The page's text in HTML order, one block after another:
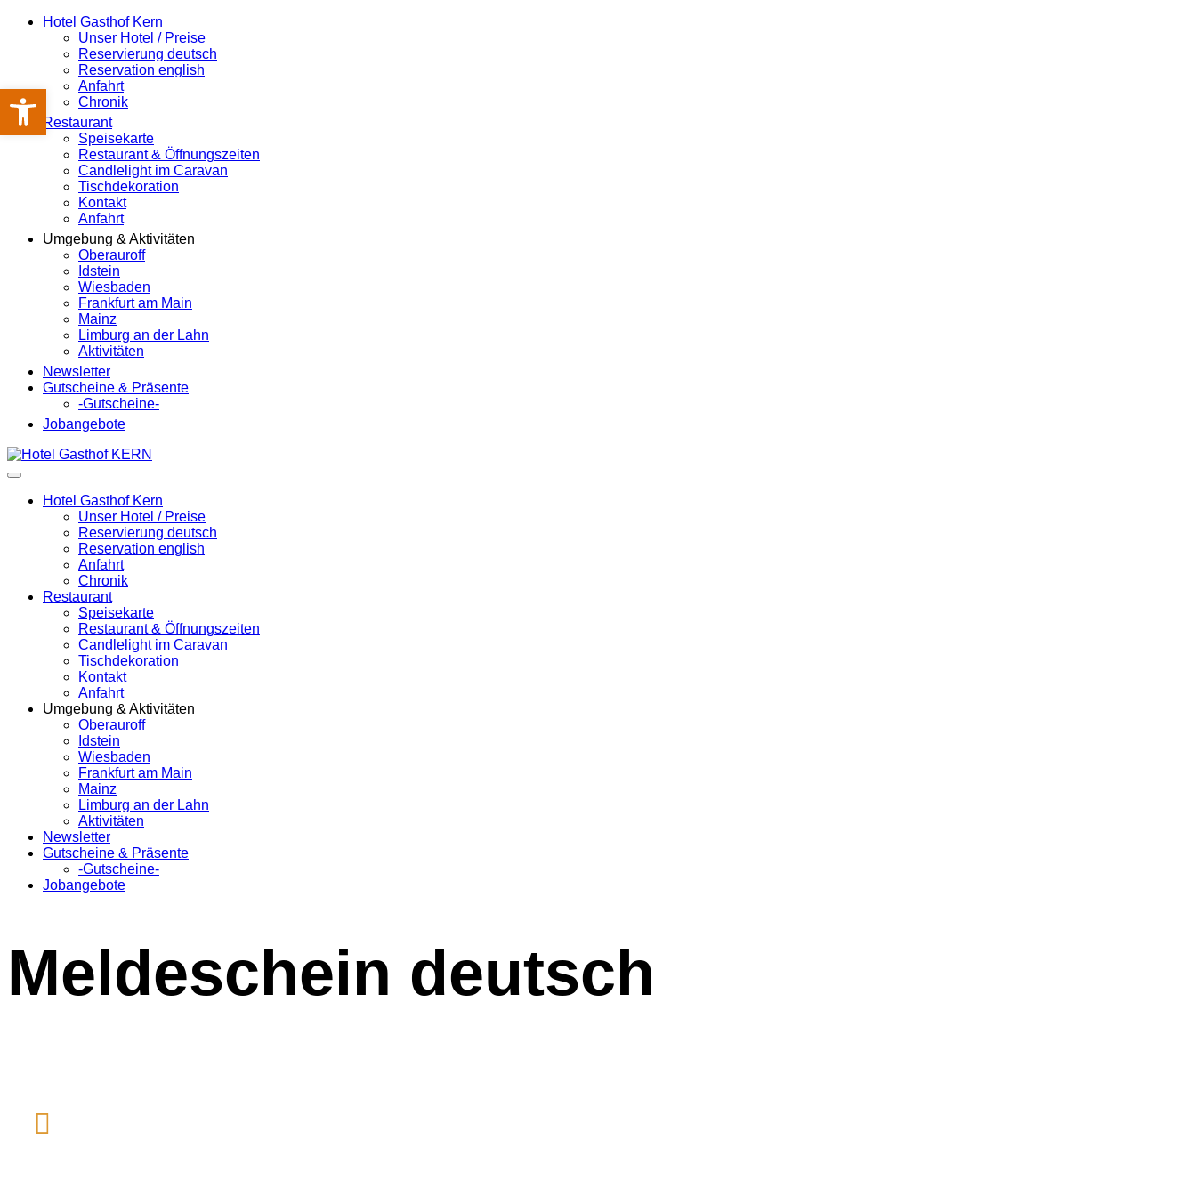
Hotel Gasthof Kern
Unser Hotel / Preise
Reservierung deutsch
Reservation english
Anfahrt
Chronik
Restaurant
Speisekarte
Restaurant & Öffnungszeiten
Candlelight im Caravan
Tischdekoration
Kontakt
Anfahrt
Umgebung & Aktivitäten
Oberauroff
Idstein
Wiesbaden
Frankfurt am Main
Mainz
Limburg an der Lahn
Aktivitäten
Newsletter
Gutscheine & Präsente
-Gutscheine-
Jobangebote
Hotel Gasthof Kern
Unser Hotel / Preise
Reservierung deutsch
Reservation english
Anfahrt
Chronik
Restaurant
Speisekarte
Restaurant & Öffnungszeiten
Candlelight im Caravan
Tischdekoration
Kontakt
Anfahrt
Umgebung & Aktivitäten
Oberauroff
Idstein
Wiesbaden
Frankfurt am Main
Mainz
Limburg an der Lahn
Aktivitäten
Newsletter
Gutscheine & Präsente
-Gutscheine-
Jobangebote
Meldeschein deutsch
Werkzeugleiste öffnen